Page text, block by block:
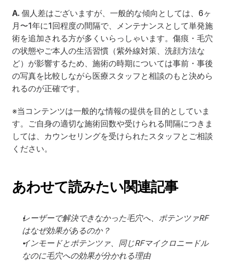
A. 個人差はございますが、一般的な傾向としては、6ヶ
月〜1年に1回程度の間隔で、メンテナンスとして単発施
術を追加される方が多くいらっしゃいます。傷痕・毛穴
の状態やご本人の生活習慣（紫外線対策、洗顔方法な
ど）が影響するため、施術の時期については事前・事後
の写真を比較しながら医療スタッフと相談のもと決めら
れるのが正確です。
※当コンテンツは一般的な情報の提供を目的としていま
す。ご自身の適切な施術回数や受けられる間隔につきま
しては、カウンセリングを受けられたスタッフとご相談
ください。
あわせて読みたい関連記事
レーザーで解決できなかった毛穴へ、ポテンツァRF
はなぜ効果があるのか？
インモードとポテンツァ、同じRFマイクロニードル
なのに毛穴への効果が分かれる理由